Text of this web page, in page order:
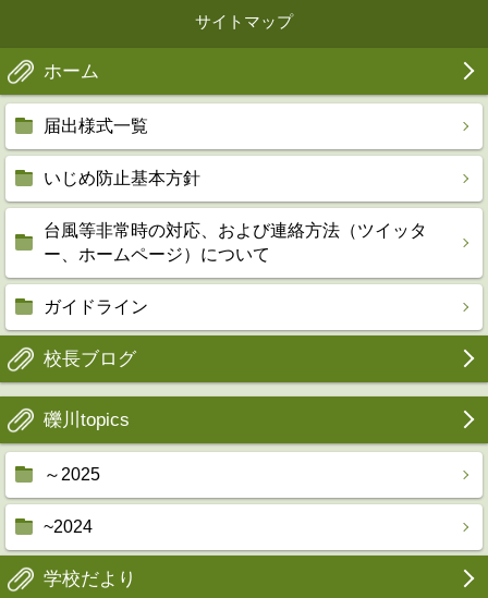
サイトマップ
ホーム
届出様式一覧
いじめ防止基本方針
台風等非常時の対応、および連絡方法（ツイッタ
ー、ホームページ）について
ガイドライン
校長ブログ
礫川topics
～2025
~2024
学校だより